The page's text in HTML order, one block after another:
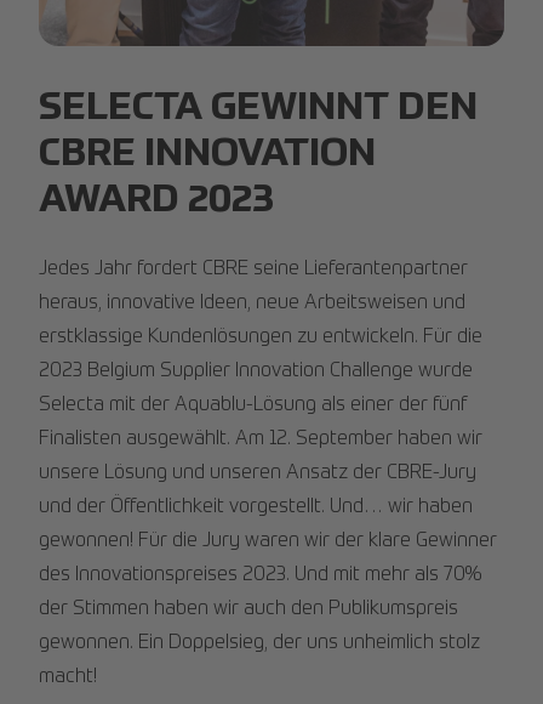
SELECTA GEWINNT DEN
CBRE INNOVATION
AWARD 2023
Jedes Jahr fordert CBRE seine Lieferantenpartner
heraus, innovative Ideen, neue Arbeitsweisen und
erstklassige Kundenlösungen zu entwickeln. Für die
2023 Belgium Supplier Innovation Challenge wurde
Selecta mit der Aquablu-Lösung als einer der fünf
Finalisten ausgewählt. Am 12. September haben wir
unsere Lösung und unseren Ansatz der CBRE-Jury
und der Öffentlichkeit vorgestellt. Und… wir haben
gewonnen! Für die Jury waren wir der klare Gewinner
des Innovationspreises 2023. Und mit mehr als 70%
der Stimmen haben wir auch den Publikumspreis
gewonnen. Ein Doppelsieg, der uns unheimlich stolz
macht!